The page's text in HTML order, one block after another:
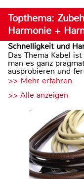
Topthema:
Harmonie +
Schnelligkeit und
Das Thema Kabel
man es ganz
ausprobieren und
>> Mehr erfahren
>> Alle anzeigen